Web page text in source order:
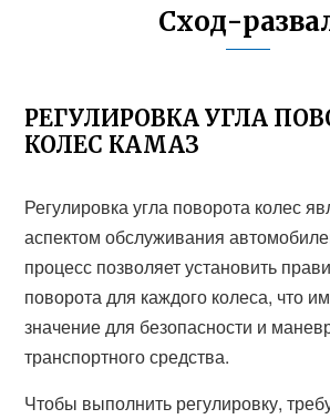
Сход-
РЕГУЛИРОВКА УГЛА
КОЛЕС КАМАЗ
Регулировка угла поворота колес
аспектом обслуживания
процесс позволяет установить
поворота для каждого колеса, что
значение для безопасности и
транспортного средства.
Чтобы выполнить регулировку,